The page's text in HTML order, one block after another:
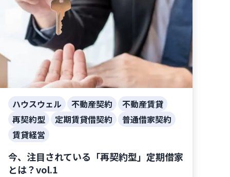
ハウスウェル 不動産契約
不動産賃貸
再契約型
定期賃貸借契約
普通借家契約
賃貸経営
今、注目されている「再契約型」定期借家
とは？vol.1